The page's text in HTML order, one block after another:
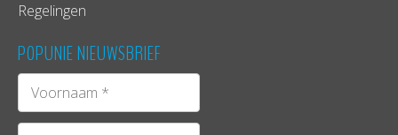
Regelingen
POPUNIE NIEUWSBRIEF